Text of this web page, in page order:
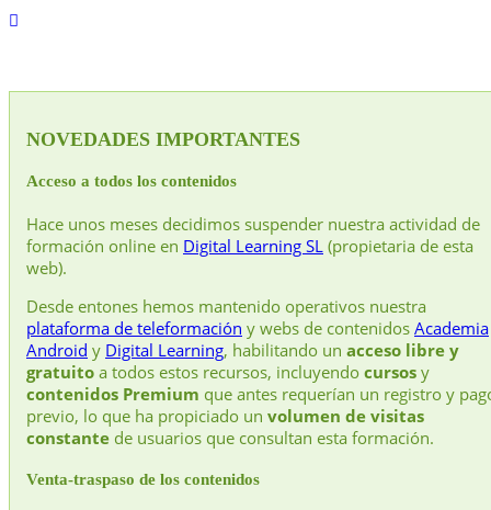
NOVEDADES IMPORTANTES
Acceso a todos los contenidos
Hace unos meses decidimos suspender nuestra actividad de
formación online en Digital Learning SL (propietaria de esta
web).
Desde entones hemos mantenido operativos nuestra
plataforma de teleformación y webs de contenidos Academia
Android y Digital Learning, habilitando un acceso libre y
gratuito a todos estos recursos, incluyendo cursos y
contenidos Premium que antes requerían un registro y
previo, lo que ha propiciado un volumen de visitas
constante de usuarios que consultan esta formación.
Venta-traspaso de los contenidos